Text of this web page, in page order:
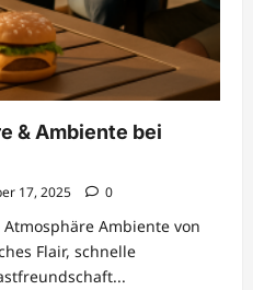
& Ambiente bei
17, 2025 0
Ambiente von
Flair, schnelle